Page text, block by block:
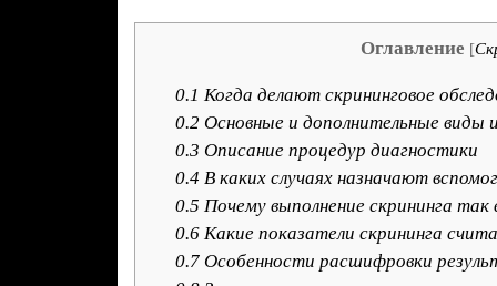
Оглавление [
0.1 Когда делают скрининговое
0.2 Основные и дополнительные виды
0.3 Описание процедур диагностики
0.4 В каких случаях назначают
0.5 Почему выполнение скрининга
0.6Какие показатели скрининга
0.7Особенности расшифровки